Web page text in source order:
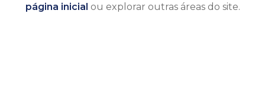
página inicial ou explorar outras áreas do site.